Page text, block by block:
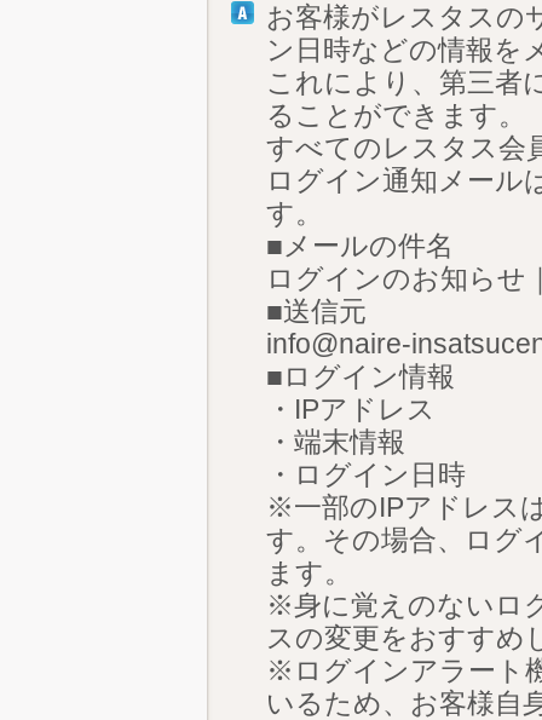
お客様がレスタスの
ン日時などの情報を
これにより、第三者
ることができます。
すべてのレスタス会
ログイン通知メール
す。
■メールの件名
ログインのお知らせ
■送信元
info@naire-
■ログイン情報
・IPアドレス
・端末情報
・ログイン日時
※一部のIPアドレス
す。その場合、ログ
ます。
※身に覚えのないロ
スの変更をおすすめ
※ログインアラート
いるため、お客様自